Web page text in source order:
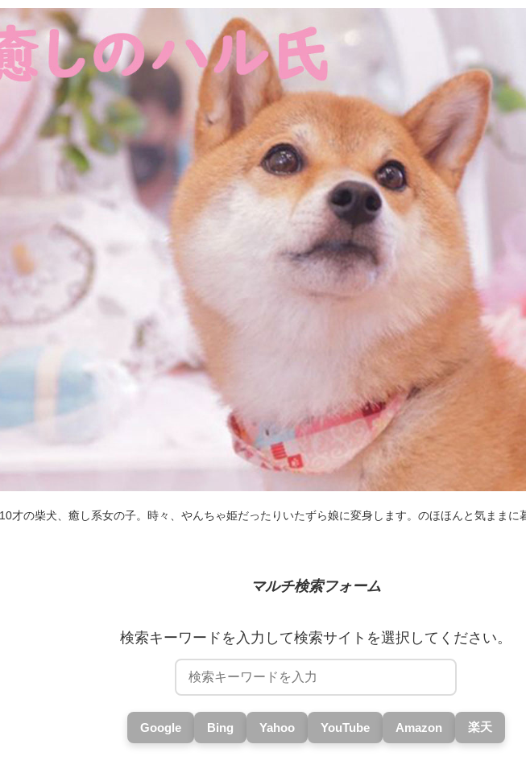
才の柴犬、癒し系女の子。時々、やんちゃ姫だったりいたずら娘に変身します。のほほんと気ままに
マルチ検索フォーム
検索キーワードを入力して検索サイトを選択してください。
Google Bing Yahoo YouTube Amazon 楽天